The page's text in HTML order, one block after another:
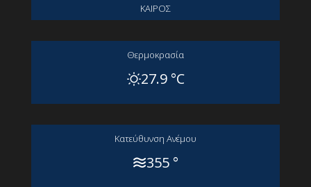
ΚΑΙΡΟΣ
Θερμοκρασία
27.9 °C
Kατεύθυνση Aνέμου
355 °